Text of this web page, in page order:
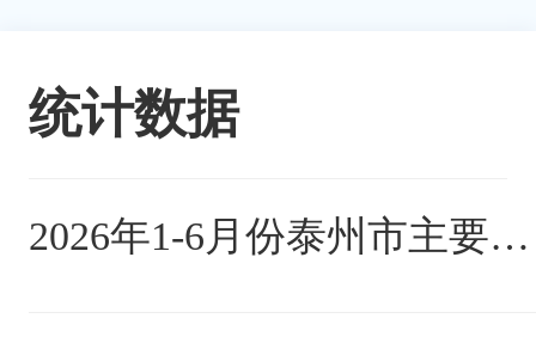
统计数据
2026年1-6月份泰州市主要指标完成情况